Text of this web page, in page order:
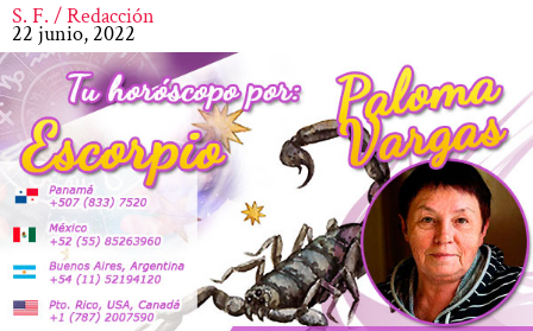
S. F. / Redacción
22 junio, 2022